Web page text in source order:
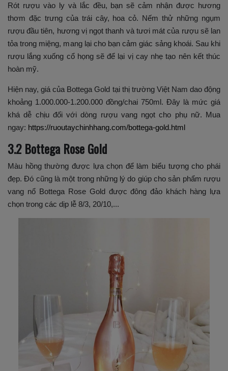
Rót rượu vào ly và lắc đều, bạn sẽ cảm nhận được hương
thơm đặc trưng của trái cây, hoa cỏ. Nếm thử những ngụm
rượu đầu tiên, hương vị ngọt thanh và tươi mát của rượu sẽ lan
tỏa trong miệng, mang lại cho bạn cảm giác sảng khoái. Sau khi
rượu lắng xuống cổ họng sẽ để lại vị cay nhẹ tạo nên kết thúc
hoàn mỹ.
Hiện nay, giá của Bottega Gold tại thị trường Việt Nam dao động
khoảng 1.000.000-1.200.000 đồng/chai 750ml. Đây là mức giá
khá dễ chịu đối với dòng rượu vang ngọt cho phụ nữ. Mua
ngay: https://ruoutaychinhhang.com/bottega-gold.html
3.2 Bottega Rose Gold
Màu hồng thường được lựa chọn để làm biểu tượng cho phái
đẹp. Đó cũng là một trong những lý do giúp cho sản phẩm rượu
vang nổ Bottega Rose Gold được đông đảo khách hàng lựa
chọn trong các dịp lễ 8/3, 20/10,...